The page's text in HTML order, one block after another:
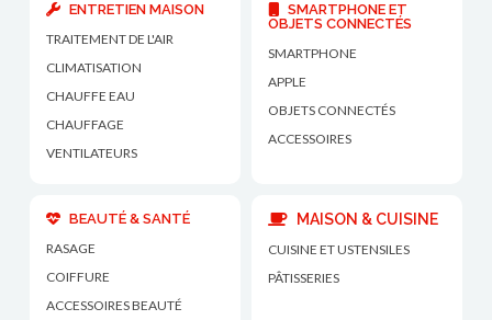
ENTRETIEN MAISON
TRAITEMENT DE L'AIR
CLIMATISATION
CHAUFFE EAU
CHAUFFAGE
VENTILATEURS
SMARTPHONE ET
OBJETS CONNECTÉS
SMARTPHONE
APPLE
OBJETS CONNECTÉS
ACCESSOIRES
BEAUTÉ & SANTÉ
RASAGE
COIFFURE
ACCESSOIRES BEAUTÉ
MAISON & CUISINE
CUISINE ET USTENSILES
PÂTISSERIES